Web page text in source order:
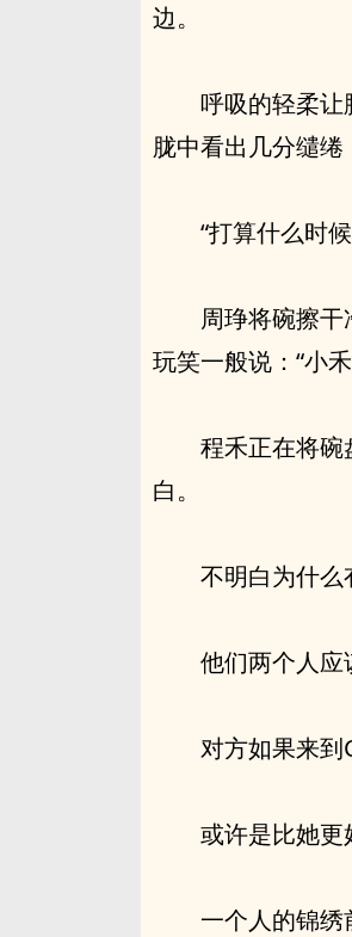
边。
呼吸的轻柔
胧中看出几分缱绻
“打算什么时
周琤将碗擦
玩笑一般说：“小
程禾正在将碗
白。
不明白为什么
他们两个人应
对方如果来到
或许是比她更
一个人的锦绣